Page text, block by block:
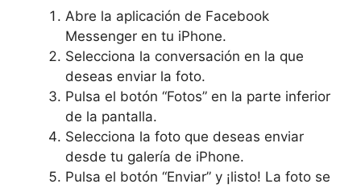
Abre la aplicación de Facebook
Messenger en tu iPhone.
Selecciona la conversación en la que
deseas enviar la foto.
Pulsa el botón “Fotos” en la parte inferior
de la pantalla.
Selecciona la foto que deseas enviar
desde tu galería de iPhone.
Pulsa el botón “Enviar” y ¡listo! La foto se